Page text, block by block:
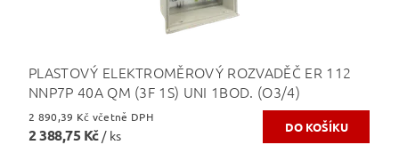
PLASTOVÝ ELEKTROMĚROVÝ ROZVADĚČ ER 112
NNP7P 40A QM (3F 1S) UNI 1BOD. (O3/4)
2 890,39 Kč včetně DPH
2 388,75 Kč / ks